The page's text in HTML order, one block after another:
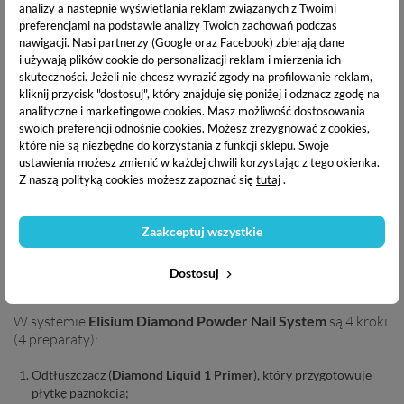
analizy a nastepnie wyświetlania reklam związanych z Twoimi
preferencjami na podstawie analizy Twoich zachowań podczas
nawigacji. Nasi partnerzy (Google oraz Facebook) zbierają dane
i używają plików cookie do personalizacji reklam i mierzenia ich
skuteczności. Jeżeli nie chcesz wyrazić zgody na profilowanie reklam,
kliknij przycisk "dostosuj", który znajduje się poniżej i odznacz zgodę na
analityczne i marketingowe cookies. Masz możliwość dostosowania
swoich preferencji odnośnie cookies. Możesz zrezygnować z cookies,
które nie są niezbędne do korzystania z funkcji sklepu. Swoje
ustawienia możesz zmienić w każdej chwili korzystając z tego okienka.
Z naszą polityką cookies możesz zapoznać siętutaj.
Dostosuj
Zaakceptuj wszystkie
Manicure tytanowy polecany jest przede wszystkim osobom
o słabej płytce, dla których manicure hybrydowy jest zbyt
inwazyjny i obciążający, jest to doskonała alternatywa.
Utrzymuje się do czterech tygodni bez odprysków i
zarysowań. Jest mniej inwazyjny inie wymaga użycia lampy
do utwardzania. Puder utwardza się w kilka sekund po
kontakcie z powietrzem.
Aby wykonać paznokcie tytanowe niezbędne są:
płyny (preparaty)
W systemie Elisium Diamond Powder Nail System są 4 kroki
(4 preparaty):
Odtłuszczacz (Diamond Liquid 1 Primer), który przygotowuje
płytkę paznokcia;